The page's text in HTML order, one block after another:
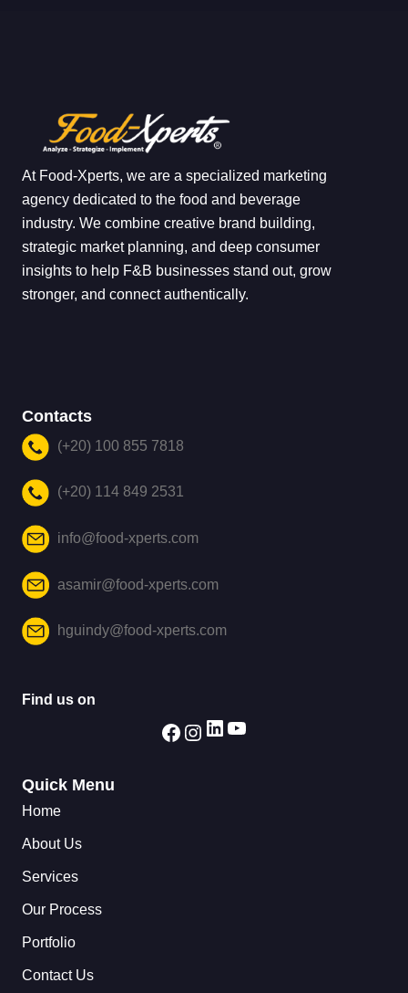
At Food-Xperts, we are a specialized marketing
agency dedicated to the food and beverage
industry. We combine creative brand building,
strategic market planning, and deep consumer
insights to help F&B businesses stand out, grow
stronger, and connect authentically.
Contacts
(+20) 100 855 7818
(+20) 114 849 2531
info@food-xperts.com
asamir@food-xperts.com
hguindy@food-xperts.com
Find us on
Quick Menu
Home
About Us
Services
Our Process
Portfolio
Contact Us